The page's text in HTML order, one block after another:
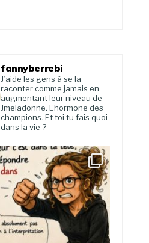
fannyberrebi
J’aide les gens à se la
raconter comme jamais en
augmentant leur niveau de
Jmeladonne. L’hormone des
champions. Et toi tu fais quoi
dans la vie ?